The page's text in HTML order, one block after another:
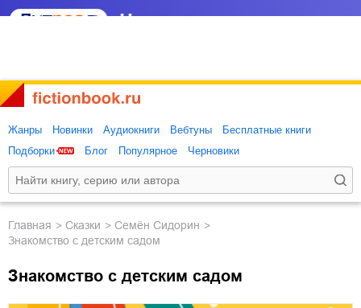
Жанры Новинки Аудиокниги Вебтуны
Бесплатные книги
Подборки
Блог Популярное Черновики
Главная сказки
Семён Сидорин
Знакомство с детским садом
Знакомство с детским садом